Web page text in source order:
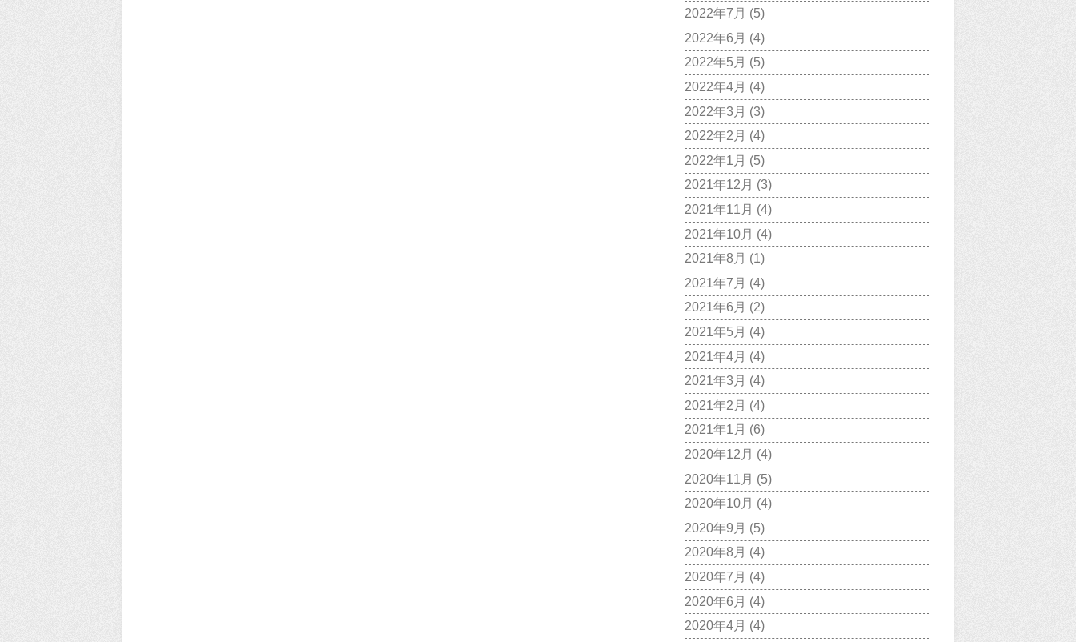
2022年7月 (5)
2022年6月 (4)
2022年5月 (5)
2022年4月 (4)
2022年3月 (3)
2022年2月 (4)
2022年1月 (5)
2021年12月 (3)
2021年11月 (4)
2021年10月 (4)
2021年8月 (1)
2021年7月 (4)
2021年6月 (2)
2021年5月 (4)
2021年4月 (4)
2021年3月 (4)
2021年2月 (4)
2021年1月 (6)
2020年12月 (4)
2020年11月 (5)
2020年10月 (4)
2020年9月 (5)
2020年8月 (4)
2020年7月 (4)
2020年6月 (4)
2020年4月 (4)